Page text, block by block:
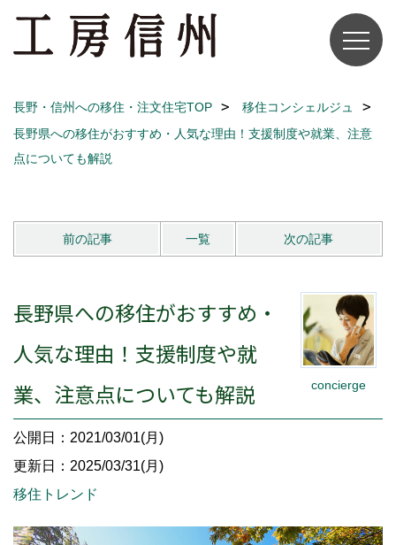
長野・信州への移住・注文住宅TOP
移住コンシェルジュ
長野県への移住がおすすめ・人気な理由！支援制度や就業、注意
点についても解説
前の記事 一覧 次の記事
concierge
長野県への移住がおすすめ・
人気な理由！支援制度や就
業、注意点についても解説
公開日：2021/03/01(月)
更新日：2025/03/31(月)
移住トレンド